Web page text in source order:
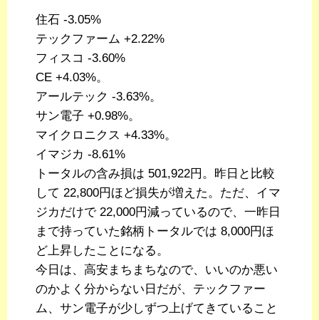
住石 -3.05%
テックファーム +2.22%
フィスコ -3.60%
CE +4.03%。
アールテック -3.63%。
サン電子 +0.98%。
マイクロニクス +4.33%。
イマジカ -8.61%
トータルの含み損は 501,922円。昨日と比較
して 22,800円ほど損失が増えた。ただ、イマ
ジカだけで 22,000円減っているので、一昨日
まで持っていた銘柄トータルでは 8,000円ほ
ど上昇したことになる。
今日は、高安まちまちなので、いいのか悪い
のかよく分からない日だが、テックファー
ム、サン電子が少しずつ上げてきていること